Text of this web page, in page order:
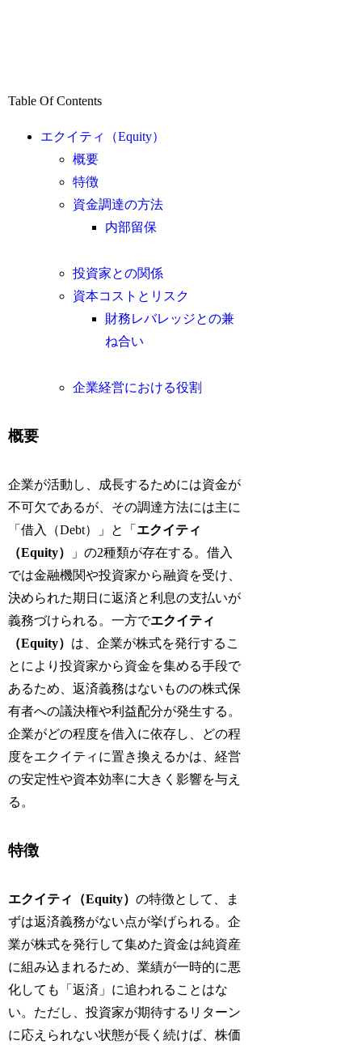
Table Of Contents
エクイティ（Equity）
概要
特徴
資金調達の方法
内部留保
投資家との関係
資本コストとリスク
財務レバレッジとの兼
ね合い
企業経営における役割
概要
企業が活動し、成長するためには資金が
不可欠であるが、その調達方法には主に
「借入（Debt）」と「 エクイティ
（Equity）
」の2種類が存在する。借入
では金融機関や投資家から融資を受け、
決められた期日に返済と利息の支払いが
義務づけられる。一方でエクイティ
（Equity） は、企業が株式を発行するこ
とにより投資家から資金を集める手段で
あるため、返済義務はないものの株式保
有者への議決権や利益配分が発生する。
企業がどの程度を借入に依存し、どの程
度をエクイティに置き換えるかは、経営
の安定性や資本効率に大きく影響を与え
る。
特徴
エクイティ（Equity）の特徴として、ま
ずは返済義務がない点が挙げられる。企
業が株式を発行して集めた資金は純資産
に組み込まれるため、業績が一時的に悪
化しても「返済」に追われることはな
い。ただし、投資家が期待するリターン
に応えられない状態が長く続けば、株価